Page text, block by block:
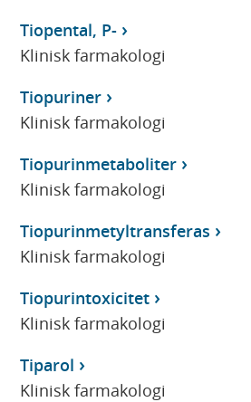
Tiopental, P-
Klinisk farmakologi
Tiopuriner
Klinisk farmakologi
Tiopurinmetaboliter
Klinisk farmakologi
Tiopurinmetyltransferas
Klinisk farmakologi
Tiopurintoxicitet
Klinisk farmakologi
Tiparol
Klinisk farmakologi